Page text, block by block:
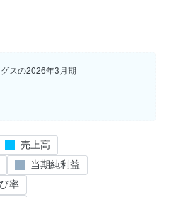
スの2026年3月期
売上高
当期純利益
率